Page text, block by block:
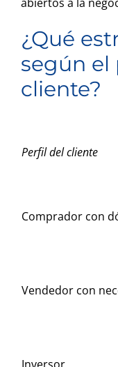
¿Qué
según el
cliente?
Perfil del cliente
Comprador con
Vendedor con